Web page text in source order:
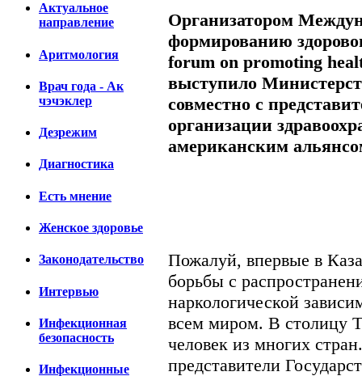
Актуальное
направление
Аритмология
Врач года - Ак
чэчэклер
Дезрежим
Диагностика
Есть мнение
Женское здоровье
Законодательство
Интервью
Инфекционная
безопасность
Инфекционные
Организатором
формированию
forum on promoting
выступило
совместно с
организации
американским
Пожалуй, впервые в
борьбы с
наркологической
всем миром. В столицу
человек из многих
представители